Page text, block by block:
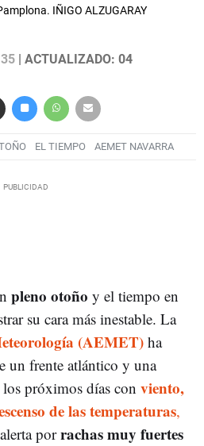
IÑIGO ALZUGARAY
| ACTUALIZADO: 04
EL TIEMPO AEMET NAVARRA
pleno otoño y el tiempo en
su cara más inestable. La
(AEMET) ha
un frente atlántico y una
próximos días con viento,
de las temperaturas,
porrachas muy fuertes